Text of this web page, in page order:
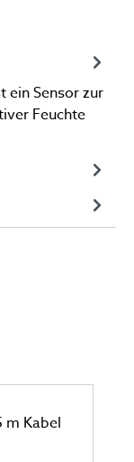
ein Sensor zur
Feuchte